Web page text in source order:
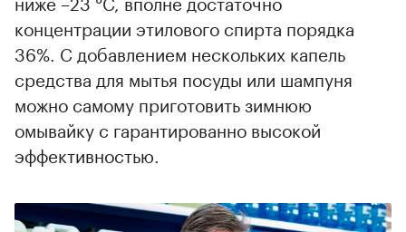
концентрации этилового спирта порядка
36%. С добавлением нескольких капель
средства для мытья посуды или шампуня
можно самому приготовить зимнюю
омывайку с гарантированно высокой
эффективностью.